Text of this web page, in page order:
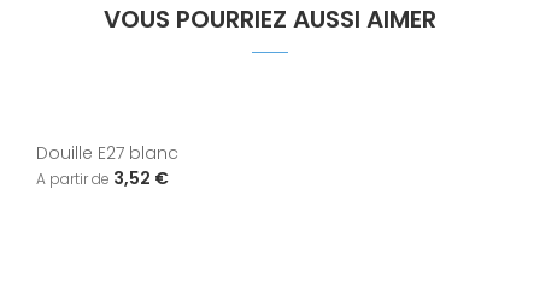
VOUS POURRIEZ AUSSI AIMER
Douille E27 blanc
3,52 €